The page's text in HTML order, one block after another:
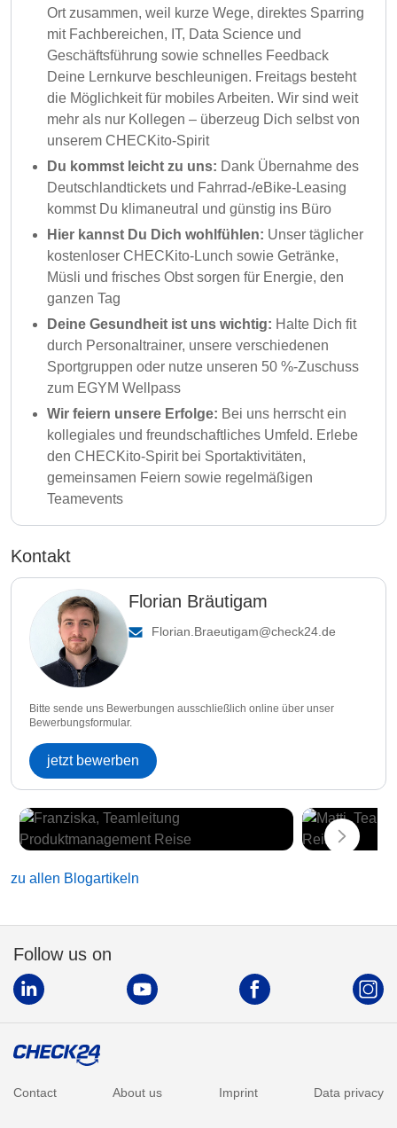
Ort zusammen, weil kurze Wege, direktes Sparring
mit Fachbereichen, IT, Data Science und
Geschäftsführung sowie schnelles Feedback
Deine Lernkurve beschleunigen. Freitags besteht
die Möglichkeit für mobiles Arbeiten. Wir sind weit
mehr als nur Kollegen – überzeug Dich selbst von
unserem CHECKito-Spirit
Du kommst leicht zu uns: Dank Übernahme des
Deutschlandtickets und Fahrrad-/eBike-Leasing
kommst Du klimaneutral und günstig ins Büro
Hier kannst Du Dich wohlfühlen: Unser täglicher
kostenloser CHECKito-Lunch sowie Getränke,
Müsli und frisches Obst sorgen für Energie, den
ganzen Tag
Deine Gesundheit ist uns wichtig: Halte Dich fit
durch Personaltrainer, unsere verschiedenen
Sportgruppen oder nutze unseren 50 %-Zuschuss
zum EGYM Wellpass
Wir feiern unsere Erfolge: Bei uns herrscht ein
kollegiales und freundschaftliches Umfeld. Erlebe
den CHECKito-Spirit bei Sportaktivitäten,
gemeinsamen Feiern sowie regelmäßigen
Teamevents
Kontakt
Florian Bräutigam
Florian.Braeutigam@check24.de
Bitte sende uns Bewerbungen ausschließlich online über unser
Bewerbungsformular.
jetzt bewerben
zu allen Blogartikeln
Follow us on
Contact About us Imprint Data privacy